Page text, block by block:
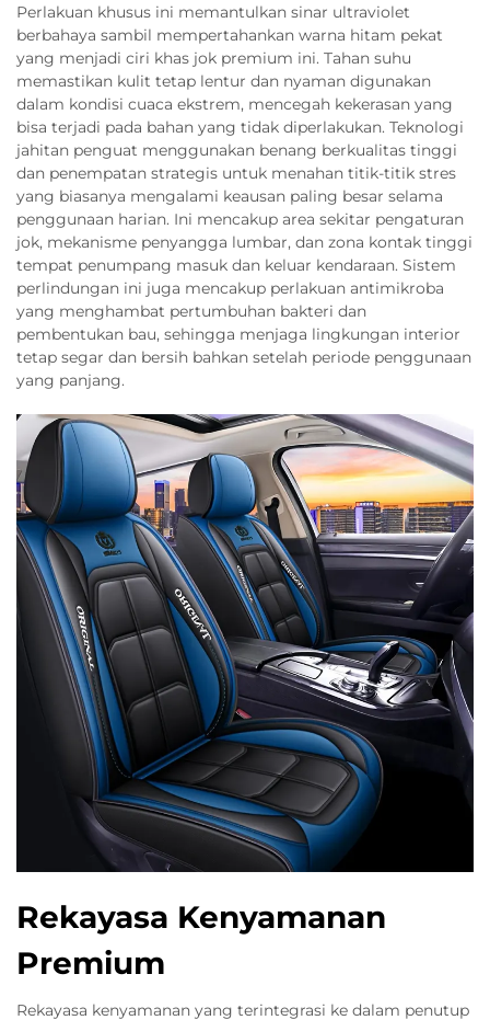
Perlakuan khusus ini memantulkan sinar ultraviolet
berbahaya sambil mempertahankan warna hitam pekat
yang menjadi ciri khas jok premium ini. Tahan suhu
memastikan kulit tetap lentur dan nyaman digunakan
dalam kondisi cuaca ekstrem, mencegah kekerasan yang
bisa terjadi pada bahan yang tidak diperlakukan. Teknologi
jahitan penguat menggunakan benang berkualitas tinggi
dan penempatan strategis untuk menahan titik-titik stres
yang biasanya mengalami keausan paling besar selama
penggunaan harian. Ini mencakup area sekitar pengaturan
jok, mekanisme penyangga lumbar, dan zona kontak tinggi
tempat penumpang masuk dan keluar kendaraan. Sistem
perlindungan ini juga mencakup perlakuan antimikroba
yang menghambat pertumbuhan bakteri dan
pembentukan bau, sehingga menjaga lingkungan interior
tetap segar dan bersih bahkan setelah periode penggunaan
yang panjang.
Rekayasa Kenyamanan
Premium
Rekayasa kenyamanan yang terintegrasi ke dalam penutup